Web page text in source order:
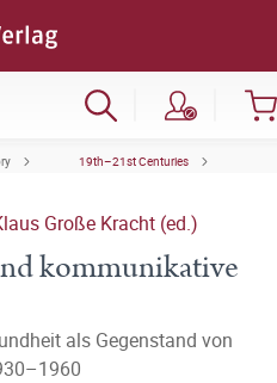
19th–21st Centuries
Große Kracht (ed.)
kommunikative
als Gegenstand von